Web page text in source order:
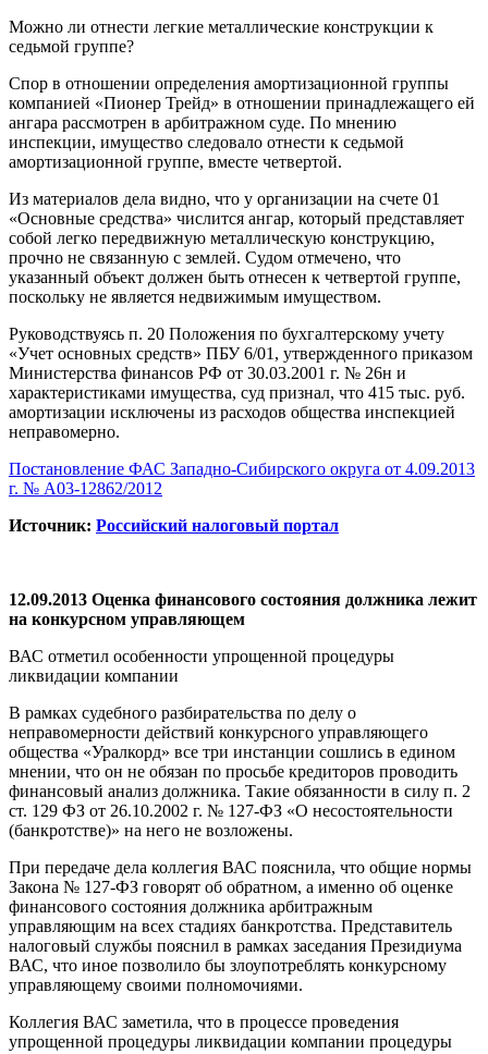
Можно ли отнести легкие металлические конструкции к
седьмой группе?
Спор в отношении определения амортизационной группы
компанией «Пионер Трейд» в отношении принадлежащего ей
ангара рассмотрен в арбитражном суде. По мнению
инспекции, имущество следовало отнести к седьмой
амортизационной группе, вместе четвертой.
Из материалов дела видно, что у организации на счете 01
«Основные средства» числится ангар, который представляет
собой легко передвижную металлическую конструкцию,
прочно не связанную с землей. Судом отмечено, что
указанный объект должен быть отнесен к четвертой группе,
поскольку не является недвижимым имуществом.
Руководствуясь п. 20 Положения по бухгалтерскому учету
«Учет основных средств» ПБУ 6/01, утвержденного приказом
Министерства финансов РФ от 30.03.2001 г. № 26н и
характеристиками имущества, суд признал, что 415 тыс. руб.
амортизации исключены из расходов общества инспекцией
неправомерно.
Постановление ФАС Западно-Сибирского округа от 4.09.2013
г. № А03-12862/2012
Источник: Российский налоговый портал
12.09.2013 Оценка финансового состояния должника лежит
на конкурсном управляющем
ВАС отметил особенности упрощенной процедуры
ликвидации компании
В рамках судебного разбирательства по делу о
неправомерности действий конкурсного управляющего
общества «Уралкорд» все три инстанции сошлись в едином
мнении, что он не обязан по просьбе кредиторов проводить
финансовый анализ должника. Такие обязанности в силу п. 2
ст. 129 ФЗ от 26.10.2002 г. № 127-ФЗ «О несостоятельности
(банкротстве)» на него не возложены.
При передаче дела коллегия ВАС пояснила, что общие нормы
Закона № 127-ФЗ говорят об обратном, а именно об оценке
финансового состояния должника арбитражным
управляющим на всех стадиях банкротства. Представитель
налоговый службы пояснил в рамках заседания Президиума
ВАС, что иное позволило бы злоупотреблять конкурсному
управляющему своими полномочиями.
Коллегия ВАС заметила, что в процессе проведения
упрощенной процедуры ликвидации компании процедуры